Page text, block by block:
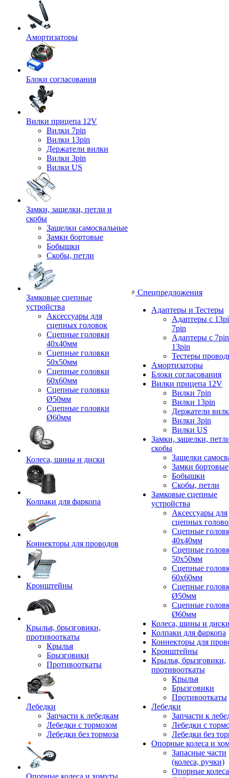
Амортизаторы
Блоки согласования
Вилки прицепа 12V
Вилки 7pin
Вилки 13pin
Держатели вилки
Вилки 3pin
Вилки US
Замки, защелки, петли и
скобы
Защелки самосвальные
Замки бортовые
Бобышки
Скобы, петли
Замковые сцепные
устройства
Аксессуары для
сцепных головок
Сцепные головки
40x40мм
Сцепные головки
50x50мм
Сцепные головки
60x60мм
Сцепные головки
Ø50мм
Сцепные головки
Ø60мм
Колеса, шины и диски
Колпаки для фаркопа
Коннекторы для проводов
Кронштейны
Крылья, брызговики,
противооткаты
Крылья
Брызговики
Противооткаты
Лебедки
Запчасти к лебедкам
Лебедки с тормозом
Лебедки без тормоза
Опорные колеса и хомуты
Спецпредложения
Адаптеры и Тестеры
Адаптеры с
7pin
Адаптеры с
13pin
Тестеры
Амортизаторы
Блоки согласования
Вилки прицепа 12V
Вилки 7pin
Вилки 13pin
Держатели
Вилки 3pin
Вилки US
Замки, защелки,
скобы
Защелки
Замки бортовые
Бобышки
Скобы, петли
Замковые сцепные
устройства
Аксессуары для
сцепных
Сцепные
40x40мм
Сцепные
50x50мм
Сцепные
60x60мм
Сцепные
Ø50мм
Сцепные
Ø60мм
Колеса, шины и
Колпаки для фаркопа
Коннекторы для
Кронштейны
Крылья, брызговики,
противооткаты
Крылья
Брызговики
Противооткаты
Лебедки
Запчасти к
Лебедки с
Лебедки без
Опорные колеса и
Запасные части
(колеса, ручки)
Опорные колеса